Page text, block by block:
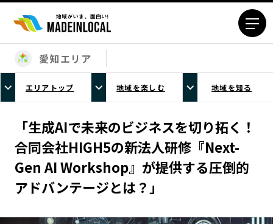
エリアから探す
北海道エリア
青森エリア
岩手エリア
宮城エリア
秋田エリア
山形エリア
福島エリア
茨城エリア
栃木エリア
群馬エリア
埼玉エリア
千葉エリア
愛知エリア
エリアトップ 地域を楽しむ 地域を知る
「生成AIで未来のビジネスを切り拓く！
合同会社HIGH5の新法人研修『Next-
Gen AI Workshop』が提供する圧倒的
アドバンテージとは？」